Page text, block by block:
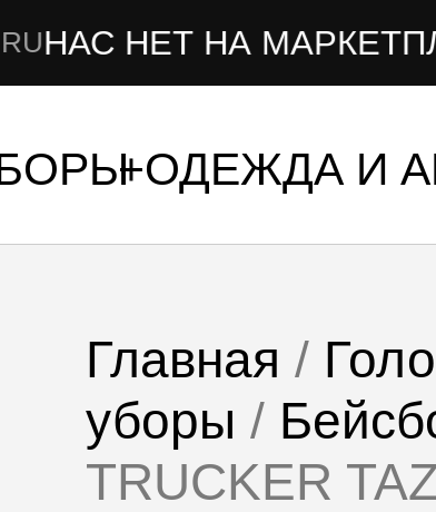
НЕТ НА
ОДЕЖДА И
Главная /
уборы /
TRUCKER